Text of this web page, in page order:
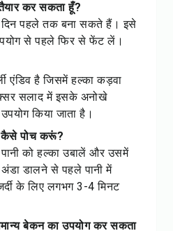
कर सकता हूँ?
दिन पहले तक बना सकते हैं। इसे
से पहले फिर से फेंट लें।
एंडिव है जिसमें हल्का कड़वा
सलाद में इसके अनोखे
किया जाता है।
कैसे पोच करूं?
को हल्का उबालें और उसमें
डालने से पहले पानी में
के लिए लगभग 3-4 मिनट
बेकन का उपयोग कर सकता